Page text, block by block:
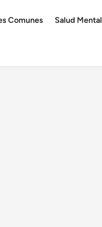
Comunes Salud Mental